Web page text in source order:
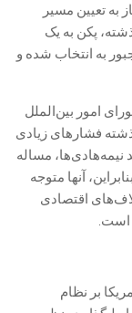
به تعیین مسیر
پکن به یک
به انتخاب شده و
امور بین‌الملل
فشارهای زیادی
نیمه‌هادی‌ها، مساله
آنها متوجه
اقتصادی
است.
بر نظام